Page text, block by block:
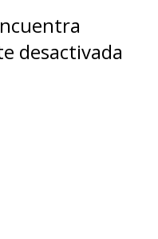
desactivada